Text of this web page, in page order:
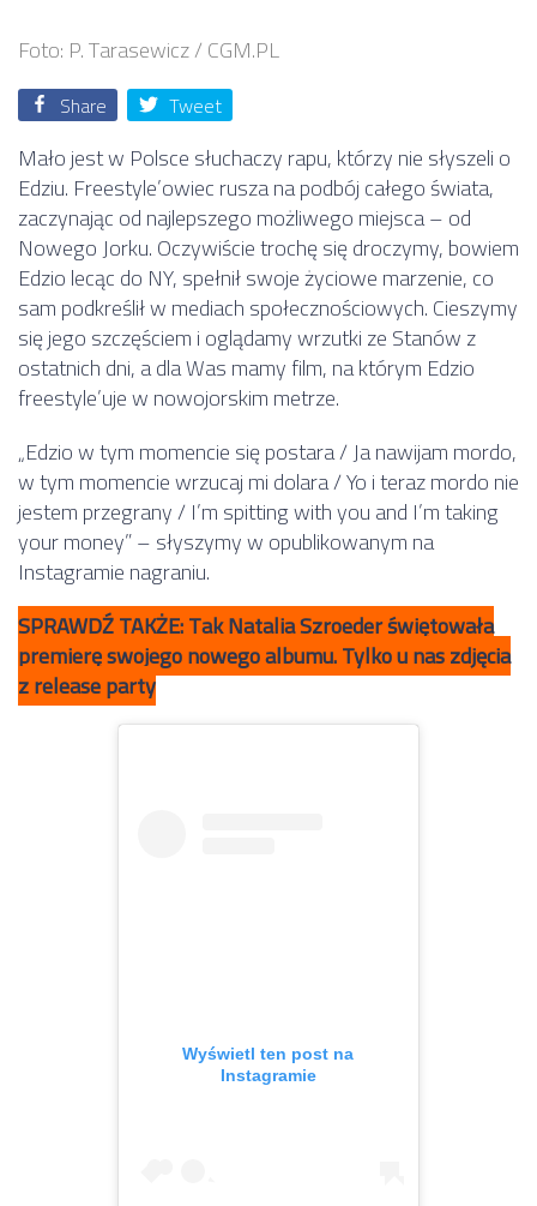
Foto: P. Tarasewicz / CGM.PL
Share Tweet
Mało jest w Polsce słuchaczy rapu, którzy nie słyszeli o
Edziu. Freestyle’owiec rusza na podbój całego świata,
zaczynając od najlepszego możliwego miejsca – od
Nowego Jorku. Oczywiście trochę się droczymy, bowiem
Edzio lecąc do NY, spełnił swoje życiowe marzenie, co
sam podkreślił w mediach społecznościowych. Cieszymy
się jego szczęściem i oglądamy wrzutki ze Stanów z
ostatnich dni, a dla Was mamy film, na którym Edzio
freestyle’uje w nowojorskim metrze.
„Edzio w tym momencie się postara / Ja nawijam mordo,
w tym momencie wrzucaj mi dolara / Yo i teraz mordo nie
jestem przegrany / I’m spitting with you and I’m taking
your money” – słyszymy w opublikowanym na
Instagramie nagraniu.
SPRAWDŹ TAKŻE: Tak Natalia Szroeder świętowała
premierę swojego nowego albumu. Tylko u nas zdjęcia
z release party
Wyświetl ten post na
Instagramie